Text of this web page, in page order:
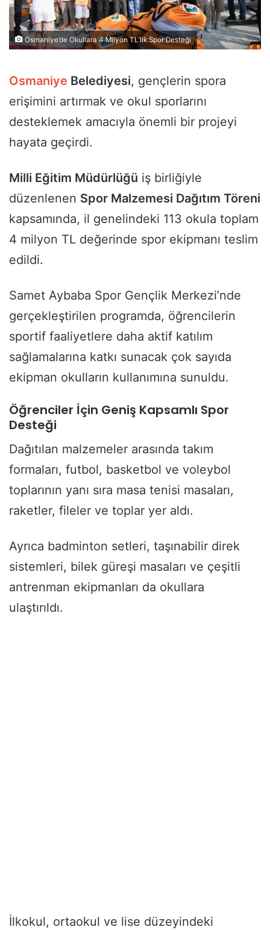
Osmaniye’de Okullara 4 Milyon TL’lik Spor Desteği
Osmaniye Belediyesi, gençlerin spora
erişimini artırmak ve okul sporlarını
desteklemek amacıyla önemli bir projeyi
hayata geçirdi.
Milli Eğitim Müdürlüğü iş birliğiyle
düzenlenen Spor Malzemesi Dağıtım Töreni
kapsamında, il genelindeki 113 okula toplam
4 milyon TL değerinde spor ekipmanı teslim
edildi.
Samet Aybaba Spor Gençlik Merkezi’nde
gerçekleştirilen programda, öğrencilerin
sportif faaliyetlere daha aktif katılım
sağlamalarına katkı sunacak çok sayıda
ekipman okulların kullanımına sunuldu.
Öğrenciler İçin Geniş Kapsamlı Spor
Desteği
Dağıtılan malzemeler arasında takım
formaları, futbol, basketbol ve voleybol
toplarının yanı sıra masa tenisi masaları,
raketler, fileler ve toplar yer aldı.
Ayrıca badminton setleri, taşınabilir direk
sistemleri, bilek güreşi masaları ve çeşitli
antrenman ekipmanları da okullara
ulaştırıldı.
İlkokul, ortaokul ve lise düzeyindeki